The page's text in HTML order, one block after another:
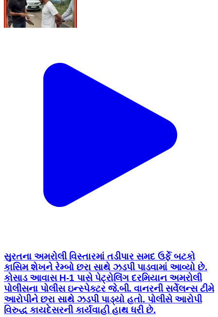
સુરતના અમરોલી વિસ્તારમાં તડીપાર સમદ ઉર્ફે બટકો
કાસિમ શેખને રેમ્બો છરા સાથે ઝડપી પાડવામાં આવ્યો છે.
કોસાડ આવાસ H-1 પાસે પેટ્રોલિંગ દરમિયાન અમરોલી
પોલીસના પોલીસ ઇન્સ્પેક્ટર જે.બી. વાનરની સર્વેલન્સ ટીમે
આરોપીને છરા સાથે ઝડપી પાડ્યો હતો. પોલીસે આરોપી
વિરુદ્ધ કાયદેસરની કાર્યવાહી હાથ ધરી છે.